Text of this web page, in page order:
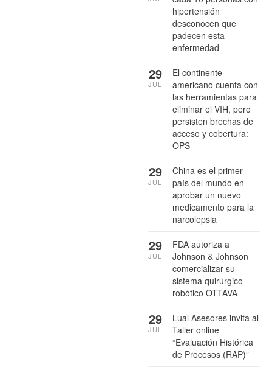
hipertensión
desconocen que
padecen esta
enfermedad
El continente
americano cuenta con
las herramientas para
eliminar el VIH, pero
persisten brechas de
acceso y cobertura:
OPS
29
JUL
China es el primer
país del mundo en
aprobar un nuevo
medicamento para la
narcolepsia
29
JUL
FDA autoriza a
Johnson & Johnson
comercializar su
sistema quirúrgico
robótico OTTAVA
29
JUL
Lual Asesores invita al
Taller online
“Evaluación Histórica
de Procesos (RAP)”
29
JUL